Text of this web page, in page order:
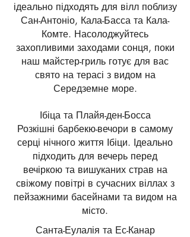
ідеально підходять для вілл поблизу
Сан-Антоніо, Кала-Басса та Кала-
Комте. Насолоджуйтесь
захопливими заходами сонця, поки
наш майстер-гриль готує для вас
свято на терасі з видом на
Середземне море.
Ібіца та Плайя-ден-Босса
Розкішні барбекю-вечори в самому
серці нічного життя Ібіци. Ідеально
підходить для вечерь перед
вечіркою та вишуканих страв на
свіжому повітрі в сучасних віллах з
пейзажними басейнами та видом на
місто.
Санта-Еулалія та Ес-Канар